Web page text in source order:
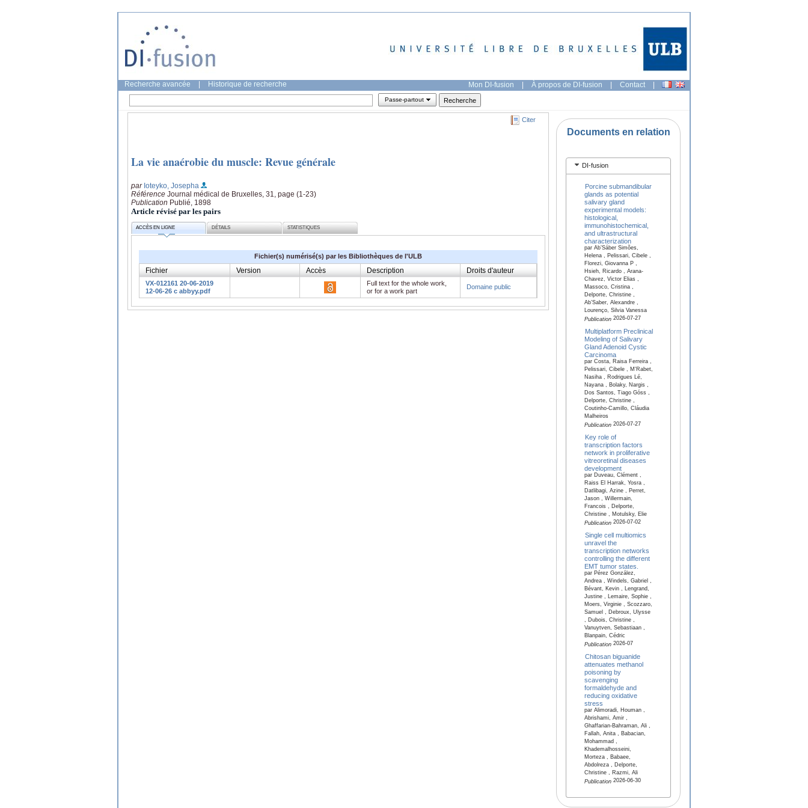
Recherche avancée Historique de recherche Mon DI-fusion | À propos de DI-fusion | Contact |
Passe-partout
Citer
La vie anaérobie du muscle: Revue générale
par Ioteyko, Josepha
Référence Journal médical de Bruxelles, 31, page (1-23)
Publication Publié, 1898
Article révisé par les pairs
ACCÈS EN LIGNE DÉTAILS STATISTIQUES
Fichier(s) numérisé(s) par les Bibliothèques de l'ULB
Fichier Version Accès Description Droits d'auteur
VX-012161 20-06-2019
12-06-26 c abbyy.pdf
Full text for the whole work,
or for a work part
Domaine public
Documents en relation
DI-fusion
Porcine submandibular
glands as potential
salivary gland
experimental models:
histological,
immunohistochemical,
and ultrastructural
characterization
par Ab’Sáber Simões,
Helena , Pelissari, Cibele ,
Florezi, Giovanna P ,
Hsieh, Ricardo , Arana-
Chavez, Victor Elias ,
Massoco, Cristina ,
Delporte, Christine ,
Ab’Saber, Alexandre ,
Lourenço, Silvia Vanessa
Publication2026-07-27
Multiplatform Preclinical
Modeling of Salivary
Gland Adenoid Cystic
Carcinoma
par Costa, Raisa Ferreira ,
Pelissari, Cibele , M'Rabet,
Nasiha , Rodrigues Lé,
Nayana , Bolaky, Nargis ,
Dos Santos, Tiago Góss ,
Delporte, Christine ,
Coutinho-Camillo, Cláudia
Malheiros
Publication2026-07-27
Key role of
transcription factors
network in proliferative
vitreoretinal diseases
development
par Duveau, Clément ,
Raiss El Harrak, Yosra ,
Datlibagi, Azine , Perret,
Jason , Willermain,
Francois , Delporte,
Christine , Motulsky, Elie
Publication2026-07-02
Single cell multiomics
unravel the
transcription networks
controlling the different
EMT tumor states.
par Pérez González,
Andrea , Windels, Gabriel ,
Bévant, Kevin , Lengrand,
Justine , Lemaire, Sophie ,
Moers, Virginie , Scozzaro,
Samuel , Debroux, Ulysse
, Dubois, Christine ,
Vanuytven, Sebastiaan ,
Blanpain, Cédric
Publication2026-07
Chitosan biguanide
attenuates methanol
poisoning by
scavenging
formaldehyde and
reducing oxidative
stress
par Alimoradi, Houman ,
Abrishami, Amir ,
Ghaffarian-Bahraman, Ali ,
Fallah, Anita , Babacian,
Mohammad ,
Khademalhosseini,
Morteza , Babaee,
Abdolreza , Delporte,
Christine , Razmi, Ali
Publication2026-06-30